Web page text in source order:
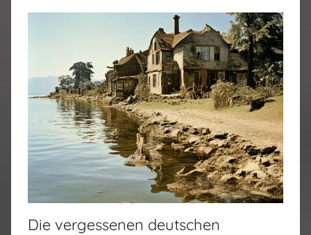
Die vergessenen deutschen